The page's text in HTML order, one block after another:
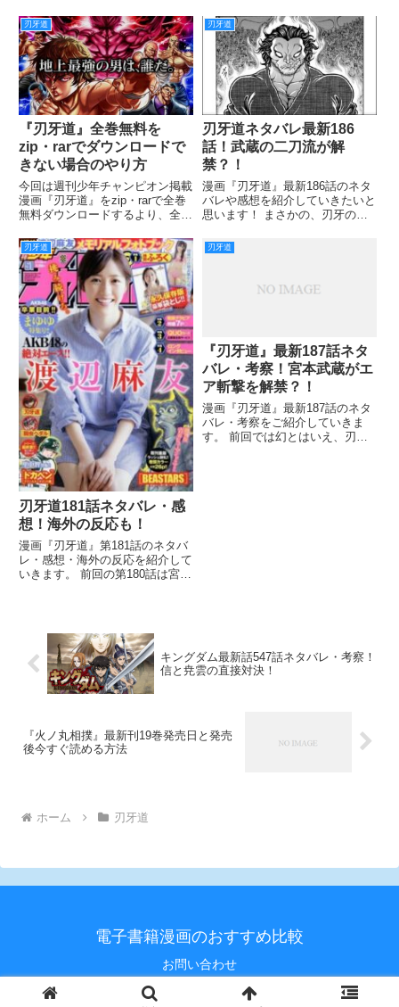
蔵との一戦も非常に見ごたえがあ
りそうな試合です！ 序盤は互角
の展開で、これからどうなるの
か？決着は？など気になることが
刃牙は起き上がり武蔵に刀を渡
し、自分も刀を握ります。 日常
刃牙道
『刃牙道』全巻無料を
zip・rarでダウンロードで
きない場合のやり方
今回は週刊少年チャンピオン掲載
漫画『刃牙道』をzip・rarで全巻
無料ダウンロードするより、全巻
しくご説明していきます！ 4年に
渡り連載されてきた『刃牙道』
も、ついに完結しましたね。 ラ
ストの話では第5部の告知
刃牙道
刃牙道ネタバレ最新186
話！武蔵の二刀流が解
禁？！
漫画『刃牙道』最新186話のネタ
バレや感想を紹介していきたいと
思います！ まさかの、刃牙の金
の対決。 お互いに一瞬の戦いを
している刃牙と武蔵。 どちらの
す。 研ぎ澄まされた感覚で、
刃牙道
刃牙道181話ネタバレ・感
想！海外の反応も！
漫画『刃牙道』第181話のネタバ
レ・感想・海外の反応を紹介して
いきます。 前回の第180話は宮本
話から第180話まではほぼ進展な
しでしたね（笑）
刃牙道
『刃牙道』最新187話ネタ
バレ・考察！宮本武蔵がエ
ア斬撃を解禁？！
漫画『刃牙道』最新187話のネタ
バレ・考察をご紹介していきま
す。 前回では幻とはいえ、刃牙
キングダム最新話547話ネタバレ・考察！
信と尭雲の直接対決！
『火ノ丸相撲』最新刊19巻発売日と発売
後今すぐ読める方法
ホーム 刃牙道
電子書籍漫画のおすすめ比較
お問い合わせ
© 2020 電子書籍漫画のおすすめ比較.